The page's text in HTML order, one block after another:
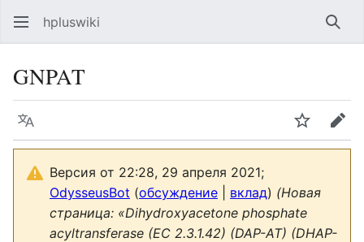
hpluswiki
GNPAT
Язык Следить
Версия от 22:28, 29 апреля 2021;
OdysseusBot (обсуждение вклад) (Новая
страница: «Dihydroxyacetone phosphate
acyltransferase (EC 2.3.1.42) (DAP-AT) (DHAP-